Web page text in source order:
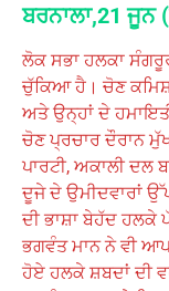
ਬਰਨਾਲਾ,21 ਜੂਨ
ਲੋਕ ਸਭਾ ਹਲਕਾ
ਚੁੱਕਿਆ ਹੈ। ਚੋਣ
ਅਤੇ ਉਨ੍ਹਾਂ ਦੇ
ਚੋਣ ਪ੍ਰਚਾਰ ਦੌਰਾਨ
ਪਾਰਟੀ, ਅਕਾਲੀ ਦਲ
ਦੂਜੇ ਦੇ ਉਮੀਦਵਾਰਾਂ
ਦੀ ਭਾਸ਼ਾ ਬੇਹੱਦ ਹਲਕੇ
ਭਗਵੰਤ ਮਾਨ ਨੇ ਵੀ
ਹੋਏ ਹਲਕੇ ਸ਼ਬਦਾਂ ਦੀ